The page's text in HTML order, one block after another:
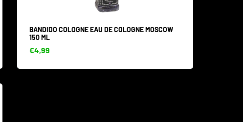
BANDIDO COLOGNE EAU DE COLOGNE MOSCOW
150 ML
€4,99